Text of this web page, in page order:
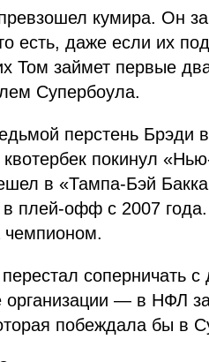
кумира. Он
есть, даже если их
Том займет первые
Супербоула.
перстень Брэди
покинул
в «Тампа-Бэй
в плей-офф с 2007
чемпионом.
соперничать
организации — в НФЛ
побеждала бы в